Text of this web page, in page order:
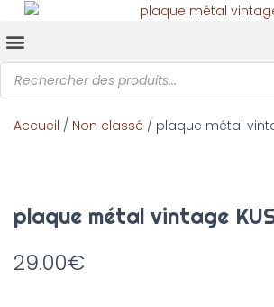
Accueil / Non classé / plaque métal
plaque métal vintage
29.00€